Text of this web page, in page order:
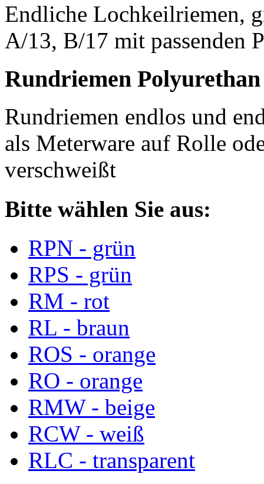
Endliche Lochkeilriemen,
A/13, B/17 mit passenden
Rundriemen Polyurethan
Rundriemen endlos und
als Meterware auf Rolle
verschweißt
Bitte wählen Sie aus:
RPN - grün
RPS - grün
RM - rot
RL - braun
ROS - orange
RO - orange
RMW - beige
RCW - weiß
RLC - transparent